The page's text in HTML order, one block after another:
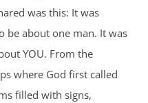
was this: It was
be about one man. It was
YOU. From the
where God first called
filled with signs,